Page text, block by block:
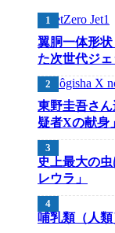
翼胴一体形
た次世代ジ
東野圭吾さ
疑者Xの献身」
史上最大の
レウラ」
哺乳類（人